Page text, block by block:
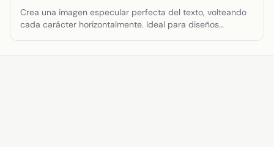
Crea una imagen especular perfecta del texto, volteando
cada carácter horizontalmente. Ideal para diseños